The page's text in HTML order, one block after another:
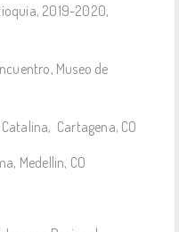
2019-2020,
Museo de
Cartagena, CO
Medellin, CO